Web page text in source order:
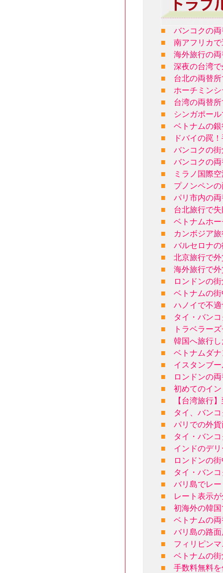
■
バンコクの
■
南アフリカ
■
海外旅行の
■
深夜の台湾
■
台北の両替
■
ホーチミン
■
台湾の両替
■
シンガポー
■
ベトナムの
■
ドバイの罠
■
バンコクの
■
バンコクの
■
ミラノ国際
■
プノンペン
■
パリ市内の
■
台北旅行で
■
ベトナムホ
■
カンボジア
■
バルセロナ
■
北京旅行で
■
海外旅行で
■
ロンドンの
■
ベトナムの
■
ハノイで不
■
タイ・バン
■
トラベラー
■
韓国へ旅行
■
ベトナムダ
■
イスタンブ
■
ロンドンの
■
初めてのイ
■
【台湾旅行
■
タイ、バン
■
パリでの外
■
タイ・バン
■
インドのデ
■
ロンドンの
■
タイ・バン
■
バリ島でレ
■
レート表示
■
初海外の韓
■
ベトナムの
■
バリ島の路
■
フィリピン
■
ベトナムの
■
手数料無料